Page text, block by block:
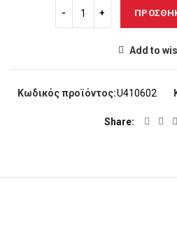
Add to
Κωδικός προϊόντος:U410602
Share